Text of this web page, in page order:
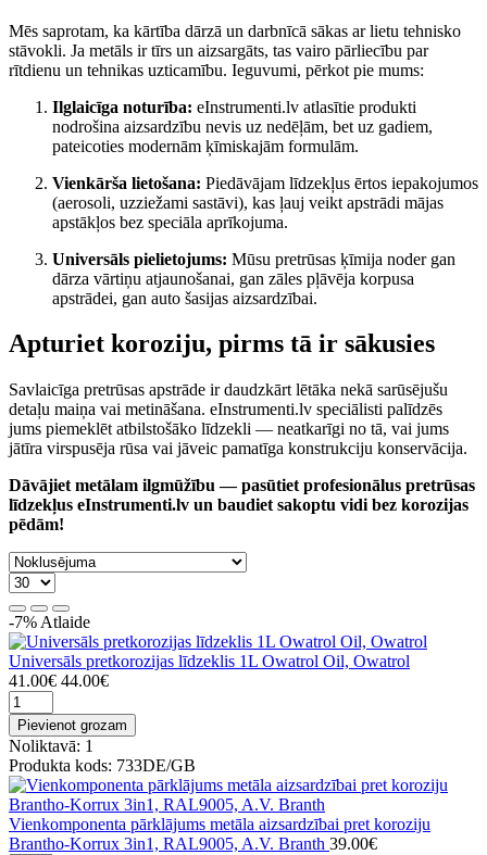
Mēs saprotam, ka kārtība dārzā un darbnīcā sākas ar lietu tehnisko
stāvokli. Ja metāls ir tīrs un aizsargāts, tas vairo pārliecību par
rītdienu un tehnikas uzticamību. Ieguvumi, pērkot pie mums:
Ilglaicīga noturība: eInstrumenti.lv atlasītie produkti
nodrošina aizsardzību nevis uz nedēļām, bet uz gadiem,
pateicoties modernām ķīmiskajām formulām.
Vienkārša lietošana: Piedāvājam līdzekļus ērtos iepakojumos
(aerosoli, uzziežami sastāvi), kas ļauj veikt apstrādi mājas
apstākļos bez speciāla aprīkojuma.
Universāls pielietojums: Mūsu pretrūsas ķīmija noder gan
dārza vārtiņu atjaunošanai, gan zāles pļāvēja korpusa
apstrādei, gan auto šasijas aizsardzībai.
Apturiet koroziju, pirms tā ir sākusies
Savlaicīga pretrūsas apstrāde ir daudzkārt lētāka nekā sarūsējušu
detaļu maiņa vai metināšana. eInstrumenti.lv speciālisti palīdzēs
jums piemeklēt atbilstošāko līdzekli — neatkarīgi no tā, vai jums
jātīra virspusēja rūsa vai jāveic pamatīga konstrukciju konservācija.
Dāvājiet metālam ilgmūžību — pasūtiet profesionālus pretrūsas
līdzekļus eInstrumenti.lv un baudiet sakoptu vidi bez korozijas
pēdām!
-7% Atlaide
Universāls pretkorozijas līdzeklis 1L Owatrol Oil, Owatrol
41.00€ 44.00€
Pievienot grozam
Noliktavā: 1
Produkta kods: 733DE/GB
Vienkomponenta pārklājums metāla aizsardzībai pret koroziju
Brantho-Korrux 3in1, RAL9005, A.V. Branth 39.00€